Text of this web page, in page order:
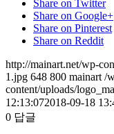
Share on Twitter
Share on Google+
Share on Pinterest
Share on Reddit
http://mainart.net/wp-
1.jpg 648 800 mainart /
content/uploads/
12:13:072018-09-18
0 답글